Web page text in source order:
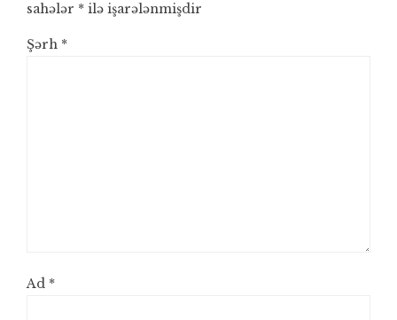
sahələr * ilə işarələnmişdir
Şərh *
Ad *